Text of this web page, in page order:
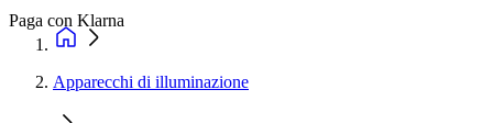
Paga con Klarna
Apparecchi di illuminazione